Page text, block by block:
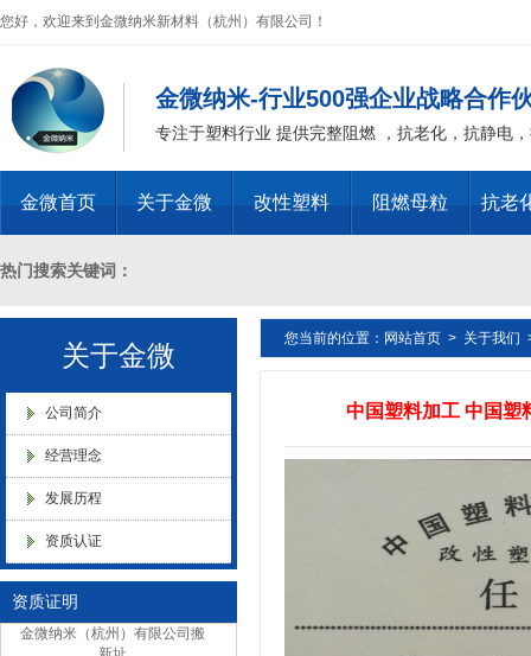
您好，欢迎来到金微纳米新材料（杭州）有限公司！
金微纳米-行业500强企业战略合作
专注于塑料行业 提供完整阻燃 ，抗老化，抗静电
金微首页 关于金微 改性塑料 阻燃母粒 抗老
热门搜索关键词：
十溴二苯乙烷母粒，三氧化二锑母粒，三氧化二锑替代物 PVC 无卤
燃 ABS阻燃 ，PA 阻燃，PET阻燃 ，PBT阻燃 ，环氧树脂阻燃，玻璃
化，抗静电母粒，阻燃料，抗老化料，环氧树脂抗老化，油漆涂料抗菌
关于金微
公司简介
经营理念
发展历程
资质认证
资质证明
业”称号
金微纳米新材料 杭州）公司营
业执照
金微纳米（杭州）有限公司搬
新址
您当前的位置： 网站首页 > 关于我们
中国塑料加工 中国塑